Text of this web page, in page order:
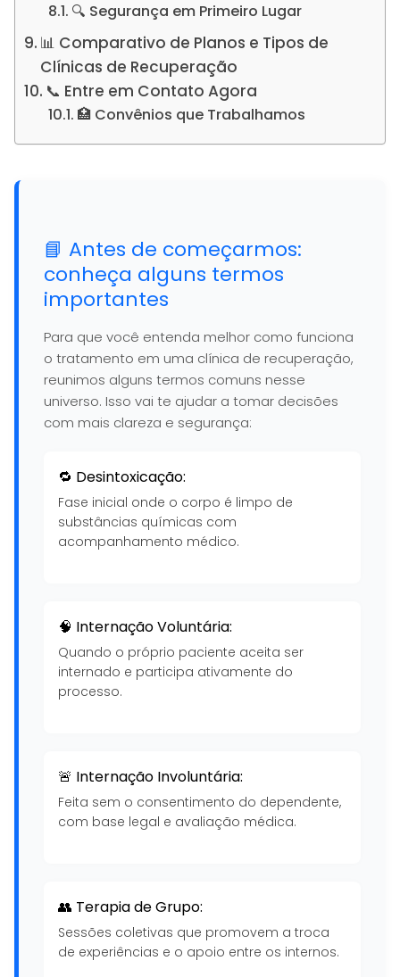
🔍 Segurança em Primeiro Lugar
📊 Comparativo de Planos e Tipos de
Clínicas de Recuperação
📞 Entre em Contato Agora
🏥 Convênios que Trabalhamos
📘 Antes de começarmos:
conheça alguns termos
importantes
Para que você entenda melhor como funciona
o tratamento em uma clínica de recuperação,
reunimos alguns termos comuns nesse
universo. Isso vai te ajudar a tomar decisões
com mais clareza e segurança:
🔁 Desintoxicação:
Fase inicial onde o corpo é limpo de
substâncias químicas com
acompanhamento médico.
🧠 Internação Voluntária:
Quando o próprio paciente aceita ser
internado e participa ativamente do
processo.
🚨 Internação Involuntária:
Feita sem o consentimento do dependente,
com base legal e avaliação médica.
👥 Terapia de Grupo:
Sessões coletivas que promovem a troca
de experiências e o apoio entre os internos.